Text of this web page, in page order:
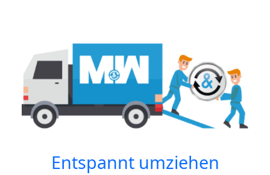
Entspannt umziehen